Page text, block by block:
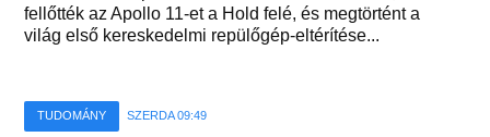
fellőtték az Apollo 11-et a Hold felé, és megtörtént a
világ első kereskedelmi repülőgép-eltérítése...
TUDOMÁNY SZERDA 09:49